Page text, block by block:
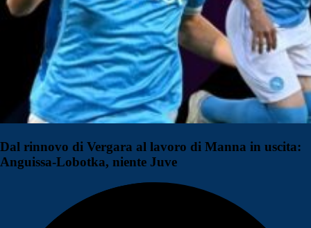
Dal rinnovo di Vergara al lavoro di Manna in uscita:
Anguissa-Lobotka, niente Juve